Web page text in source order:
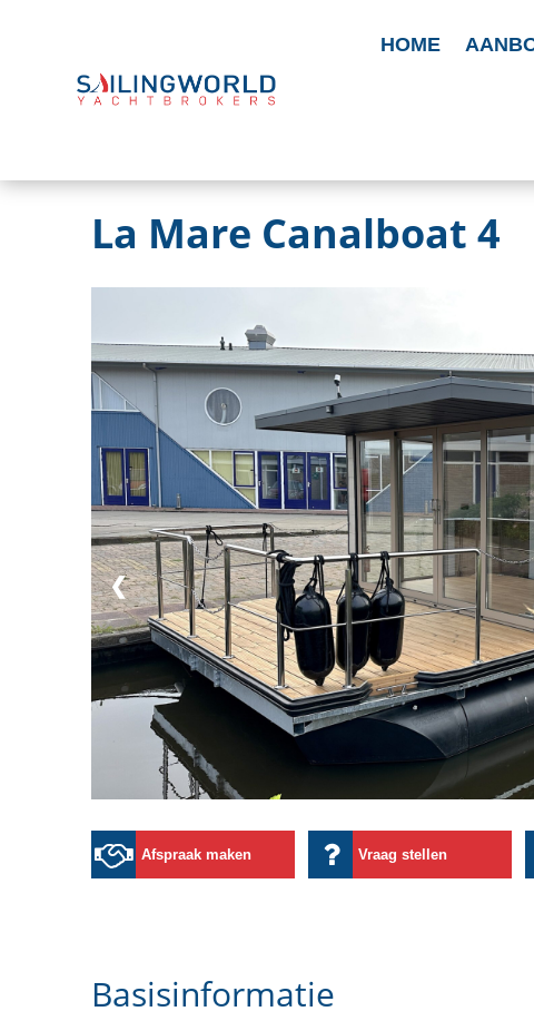
HOME
La Mare Canalboat 4
❮
Afspraak maken Vraag stellen
Basisinformatie